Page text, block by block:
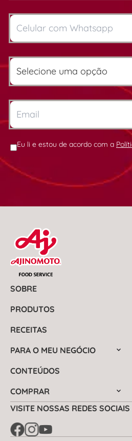
Eu li e estou de acordo com a
SOBRE
PRODUTOS
RECEITAS
PARA O MEU NEGÓCIO
CONTEÚDOS
COMPRAR
VISITE NOSSAS REDES SOCIAIS